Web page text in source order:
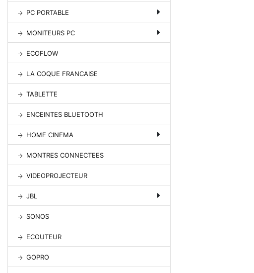
PC PORTABLE
MONITEURS PC
ECOFLOW
LA COQUE FRANCAISE
TABLETTE
ENCEINTES BLUETOOTH
HOME CINEMA
MONTRES CONNECTEES
VIDEOPROJECTEUR
JBL
SONOS
ECOUTEUR
GOPRO